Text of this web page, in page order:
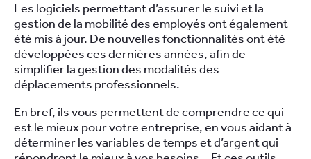
Les logiciels permettant d’assurer le suivi et la
gestion de la mobilité des employés ont également
été mis à jour. De nouvelles fonctionnalités ont été
développées ces dernières années, afin de
simplifier la gestion des modalités des
déplacements professionnels.
En bref, ils vous permettent de comprendre ce qui
est le mieux pour votre entreprise, en vous aidant à
déterminer les variables de temps et d’argent qui